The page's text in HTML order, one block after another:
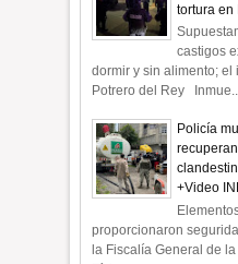
tortura en
castigos
dormir y sin alimento;
Potrero del Rey
Policía
+Video
proporcionaron
la Fiscalía General de